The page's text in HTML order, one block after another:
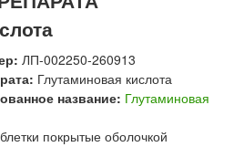
ЛП-002250-260913
Глутаминовая кислота
название: Глутаминовая
покрытые оболочкой